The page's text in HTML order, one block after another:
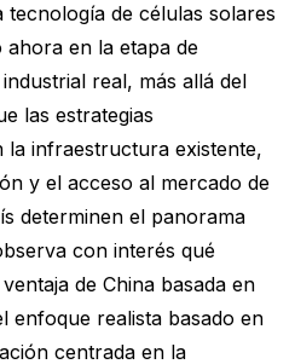
tecnología de células solares
ahora en la etapa de
real, más allá del
las estrategias
la infraestructura existente,
y el acceso al mercado de
determinen el panorama
con interés qué
de China basada en
enfoque realista basado en
centrada en la